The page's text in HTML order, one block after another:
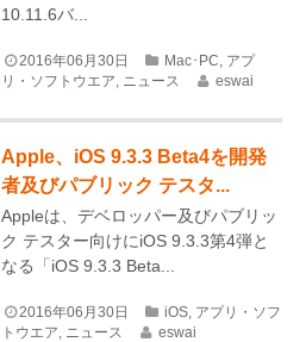
10.11.6バ...
2016年06月30日 Mac･PC, アプ
リ・ソフトウエア, ニュース eswai
Apple、iOS 9.3.3 Beta4を開発
者及びパブリック テスタ...
Appleは、デベロッパー及びパブリッ
ク テスター向けにiOS 9.3.3第4弾と
なる「iOS 9.3.3 Beta...
2016年06月30日 iOS, アプリ・ソフ
トウエア, ニュース eswai